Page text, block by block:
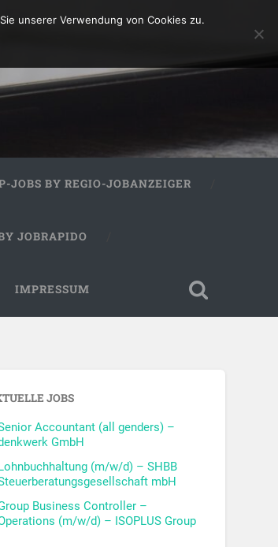
JOBS BY REGIO-JOBANZEIGER
JOBRAPIDO
IMPRESSUM
JOBS
Accountant (all genders) –
GmbH
(m/w/d) – SHBB
mbH
Business Controller –
(m/w/d) – ISOPLUS Group
unserer Verwendung von Cookies zu.